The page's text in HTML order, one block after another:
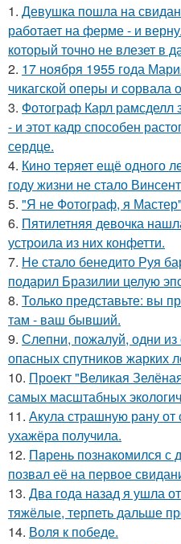
1. Девушка пошла на
работает на ферме - и
который точно не влезет в
2. 17 ноября 1955 года
чикагской оперы и сорвала
3. Фотограф Карл рамсделл
- и этот кадр способен
сердце.
4. Кино теряет ещё одного
году жизни не стало
5. "Я не Фотограф, я
6. Пятилетняя девочка
устроила из них конфетти.
7. Не стало бенедито Руя
подарил Бразилии целую
8. Только представьте: вы
там - ваш бывший.
9. Слепни, пожалуй, одни
опасных спутников жарких
10. Проект "Великая
самых масштабных
11. Акула страшную рану от
ухажёра получила.
12. Пaрень познакомился с
позвал её на первое
13. Два года назад я ушла
тяжёлые, терпеть дальше
14. Воля к победе.